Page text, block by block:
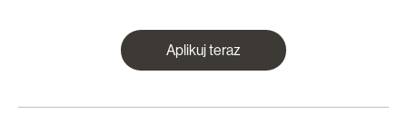
Aplikuj teraz